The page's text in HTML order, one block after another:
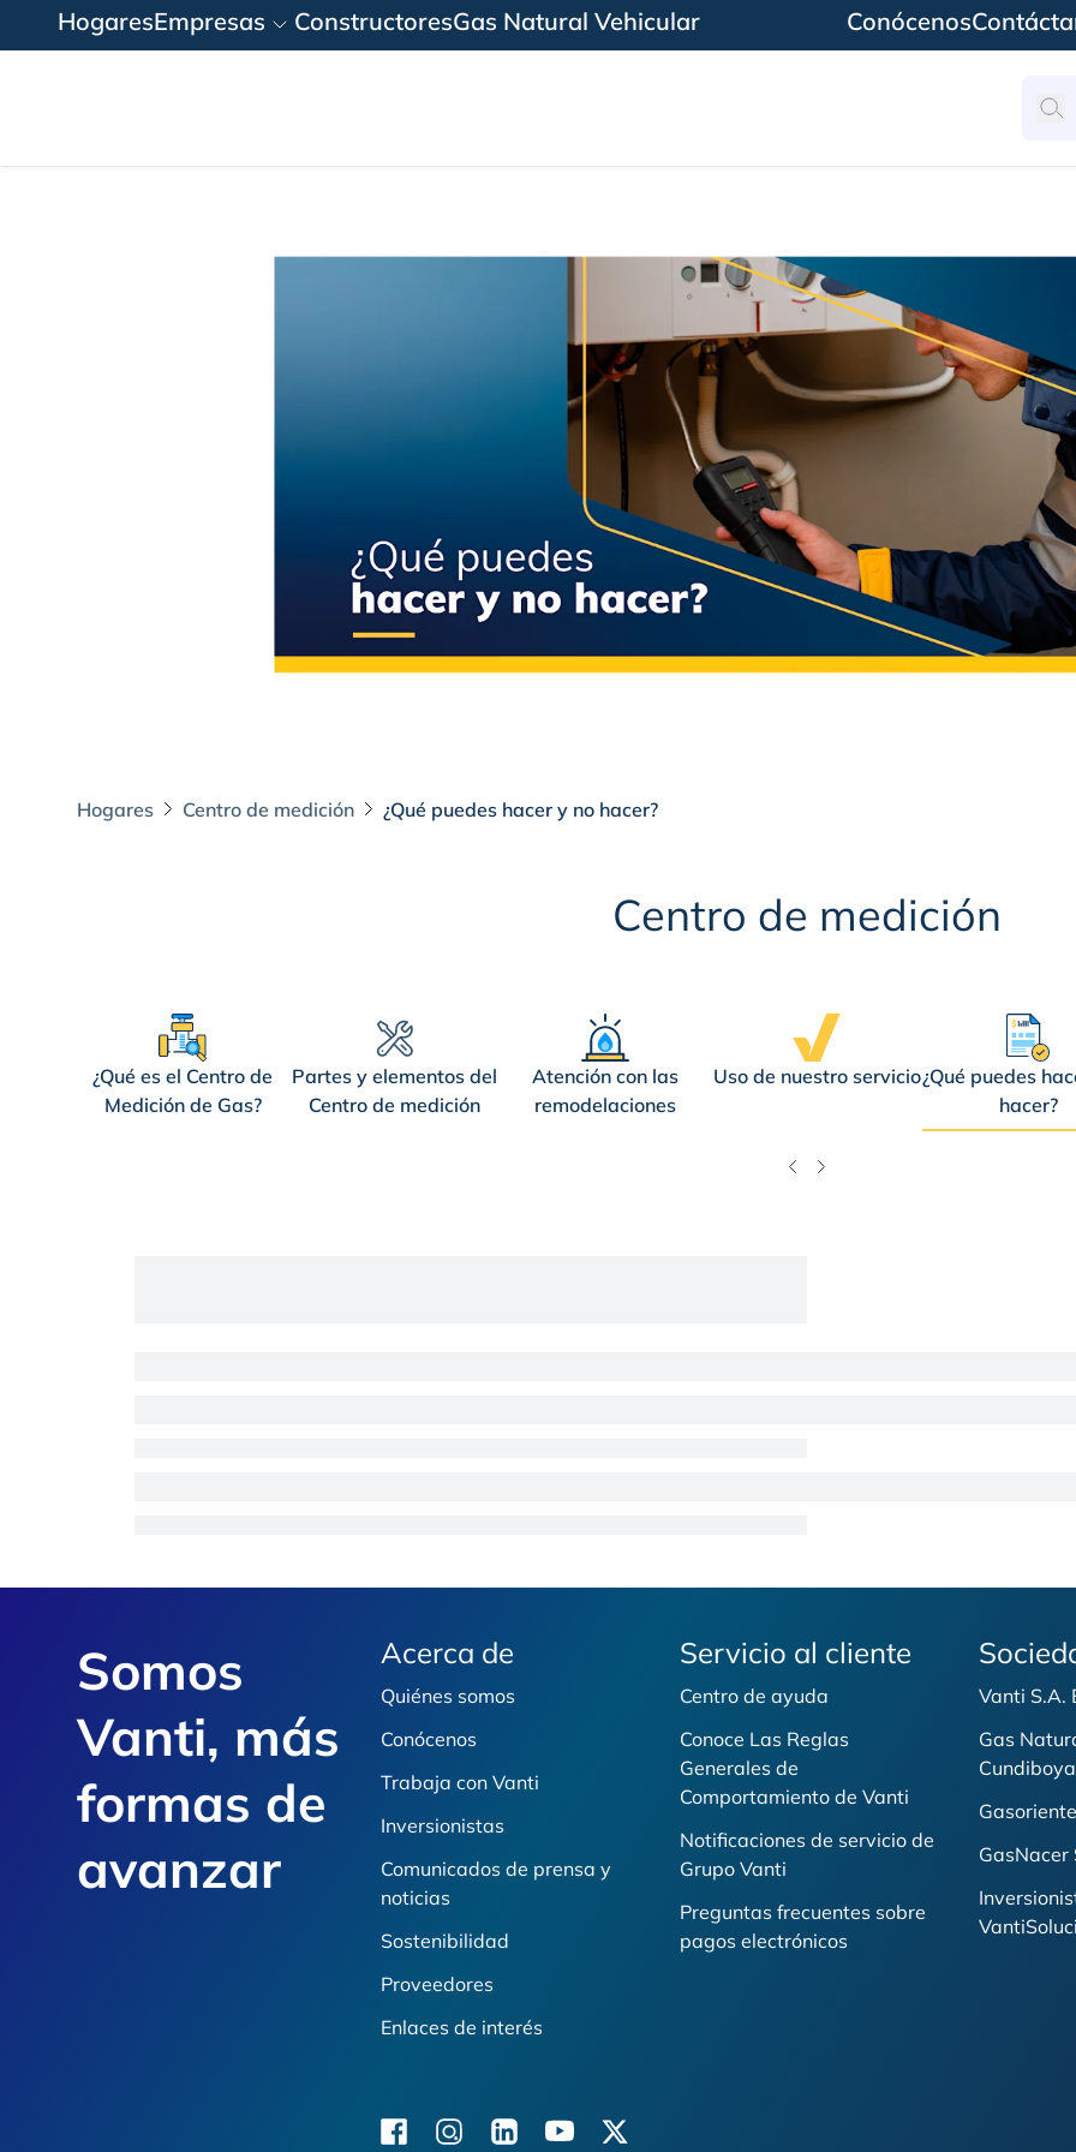
HogaresEmpresas ConstructoresGas Natural Vehicular Conócenos
Hogares Centro de medición ¿Qué puedes hacer y no hacer?
¿Qué puedes hacer y no hacer?Centro de medición
¿Qué es el Centro de
Medición de Gas?
Partes y elementos del
Centro de medición
Atención con las
remodelaciones
Uso de nuestro servicio¿Qué puedes
hacer?
Somos
Vanti, más
formas de
avanzar
Acerca de
Quiénes somos
Conócenos
Trabaja con Vanti
Inversionistas
Comunicados de prensa y
noticias
Sostenibilidad
Proveedores
Enlaces de interés
Servicio al cliente
Centro de ayuda
Conoce Las Reglas
Generales de
Comportamiento de Vanti
Notificaciones de servicio de
Grupo Vanti
Preguntas frecuentes sobre
pagos electrónicos
Vanti S.A.
Gas
GasNacer
facebookinstagram
linkedin youtubetwitter